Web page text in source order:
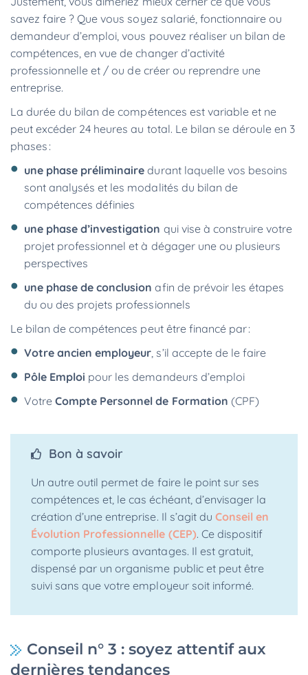
savez faire ? Que vous soyez salarié, fonctionnaire ou
demandeur d’emploi, vous pouvez réaliser un bilan de
compétences, en vue de changer d’activité
professionnelle et / ou de créer ou reprendre une
entreprise.
La durée du bilan de compétences est variable et ne
peut excéder 24 heures au total. Le bilan se déroule en 3
phases :
une phase préliminaire durant laquelle vos besoins
sont analysés et les modalités du bilan de
compétences définies
une phase d’investigation qui vise à construire votre
projet professionnel et à dégager une ou plusieurs
perspectives
une phase de conclusion afin de prévoir les étapes
du ou des projets professionnels
Le bilan de compétences peut être financé par :
Votre ancien employeur, s’il accepte de le faire
Pôle Emploi pour les demandeurs d’emploi
VotreCompte Personnel de Formation (CPF)
Bon à savoir
Un autre outil permet de faire le point sur ses
compétences et, le cas échéant, d’envisager la
création d’une entreprise. Il s’agit du Conseil en
Évolution Professionnelle (CEP). Ce dispositif
comporte plusieurs avantages. Il est gratuit,
dispensé par un organisme public et peut être
suivi sans que votre employeur soit informé.
Conseil n° 3 : soyez attentif aux
dernières tendances